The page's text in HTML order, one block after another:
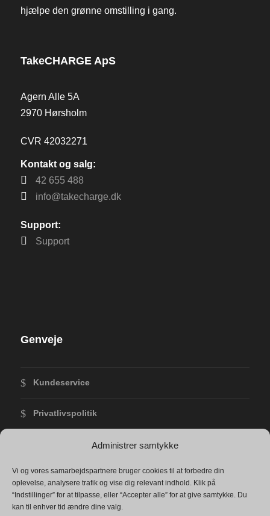
Administrer samtykke
Vi og vores samarbejdspartnere bruger cookies til at forbedre din
oplevelse, analysere trafik og vise dig relevant indhold. Klik på
“Indstillinger” for at tilpasse, eller “Accepter alle” for at give samtykke. Du
kan til enhver tid ændre dine valg.
hjælpe den grønne omstilling i gang.
TakeCHARGE ApS
Agern Alle 5A
2970 Hørsholm
CVR 42032271
Kontakt og salg:
42 655 488
info@takecharge.dk
Support:
Support
Genveje
Kundeservice
Privatlivspolitik
Forretningsbetingelser
Returvarer
Shop